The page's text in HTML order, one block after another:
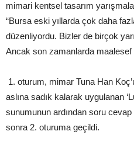
mimari kentsel tasarım
“Bursa eski yıllarda çok daha
düzenliyordu. Bizler de birçok
Ancak son zamanlarda maalesef
1. oturum, mimar Tuna Han
aslına sadık kalarak uygulanan
sunumunun ardından soru
sonra 2. oturuma geçildi.